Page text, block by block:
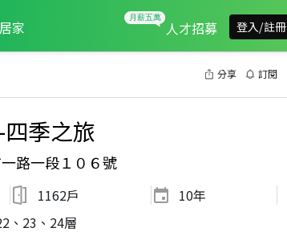
家 人才招募 登入/註冊
分享 訂閱
季之旅
路一段１０６號
1162戶 10年
、23、24層